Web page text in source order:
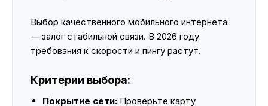
Выбор качественного мобильного интернета
— залог стабильной связи. В 2026 году
требования к скорости и пингу растут.
Критерии выбора:
Покрытие сети: Проверьте карту